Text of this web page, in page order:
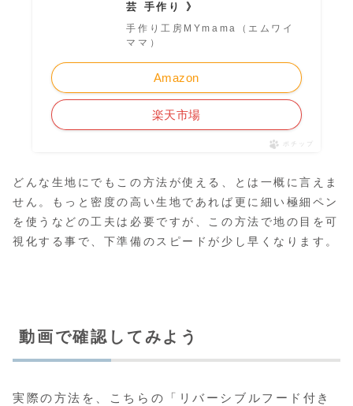
芸 手作り 》
手作り工房MYmama（エムワイ
ママ）
Amazon
楽天市場
ポチップ
どんな生地にでもこの方法が使える、とは一概に言えま
せん。もっと密度の高い生地であれば更に細い極細ペン
を使うなどの工夫は必要ですが、この方法で地の目を可
視化する事で、下準備のスピードが少し早くなります。
動画で確認してみよう
実際の方法を、こちらの「リバーシブルフード付き